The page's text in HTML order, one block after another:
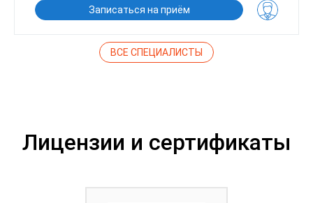
Записаться на приём
ВСЕ СПЕЦИАЛИСТЫ
Лицензии и сертификаты